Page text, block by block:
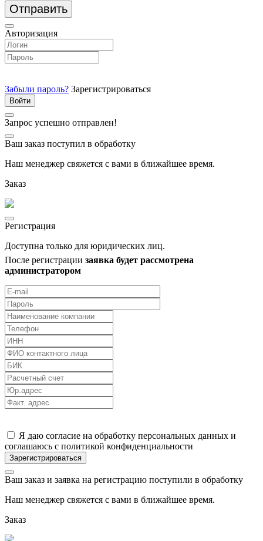
Отправить
Авторизация
Забыли пароль? Зарегистрироваться
Запрос успешно отправлен!
Ваш заказ поступил в обработку
Наш менеджер свяжется с вами в ближайшее время.
Заказ
Регистрация
Доступна только для юридических лиц.
После регистрации заявка будет рассмотрена
администратором
Я даю согласие на обработку персональных данных и
соглашаюсь с политикой конфиденциальности
Ваш заказ и заявка на регистрацию поступили в обработку
Наш менеджер свяжется с вами в ближайшее время.
Заказ